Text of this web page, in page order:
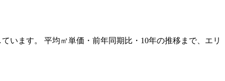
います。 平均㎡単価・前年同期比・10年の推移まで、エリ